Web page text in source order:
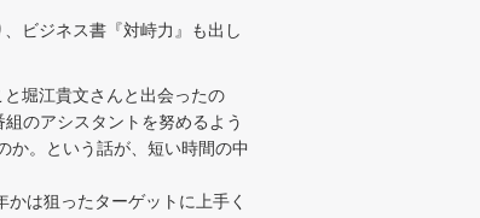
ビジネス書『対峙力』も出し
堀江貴文さんと出会ったの
のアシスタントを努めるよう
か。という話が、短い時間の中
は狙ったターゲットに上手く